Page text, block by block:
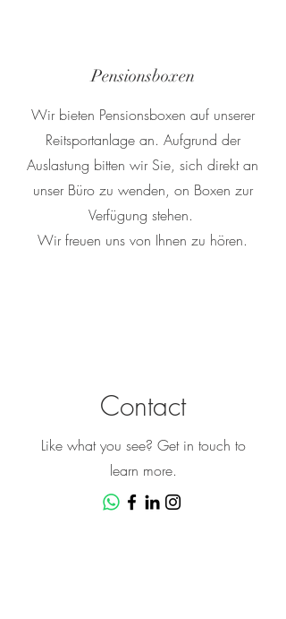
Pensionsboxen
Wir bieten Pensionsboxen auf unserer
Reitsportanlage an. Aufgrund der
Auslastung bitten wir Sie, sich direkt an
unser Büro zu wenden, on Boxen zur
Verfügung stehen.
Wir freuen uns von Ihnen zu hören.
Contact
Like what you see? Get in touch to
learn more.